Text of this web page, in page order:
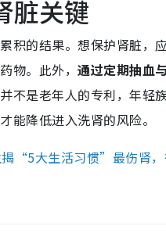
脏关键
积的结果。想保护肾脏，
物。此外，通过定期抽血
不是老年人的专利，年轻
能降低进入洗肾的风险。
“5大生活习惯”最伤肾，